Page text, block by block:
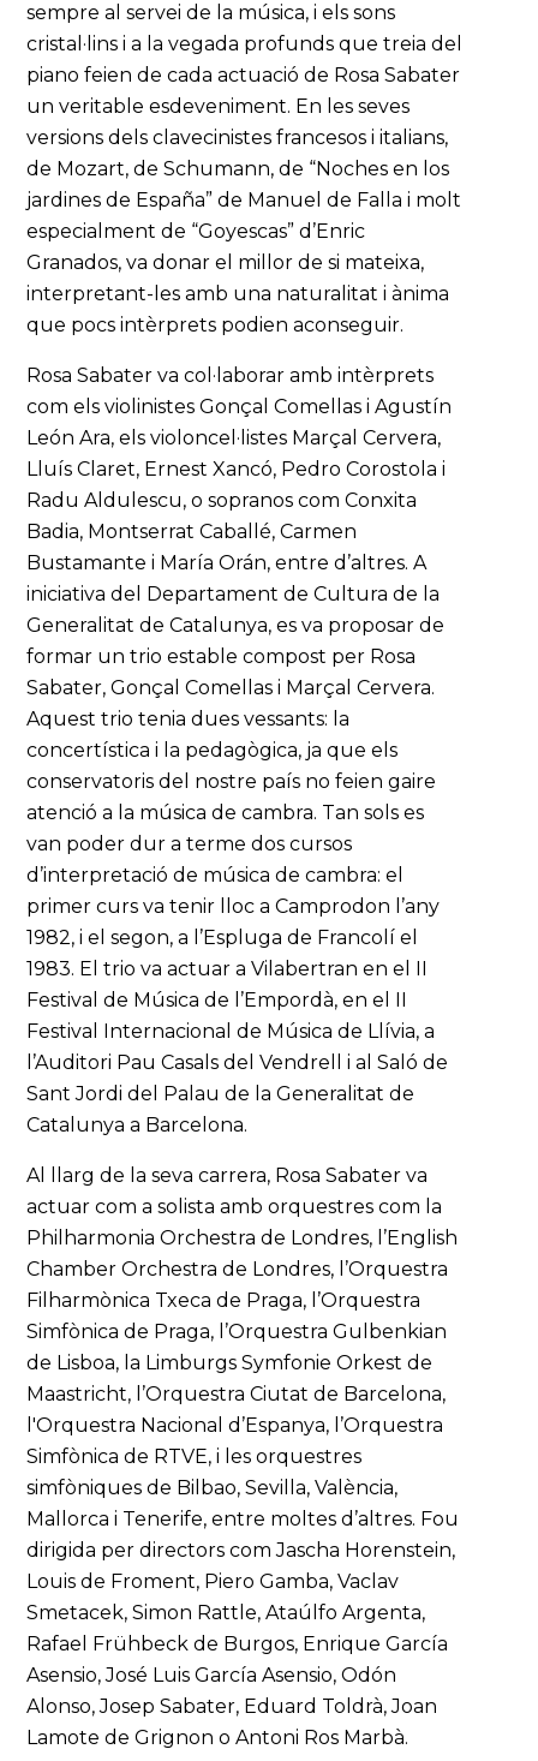
sempre al servei de la música, i els sons
cristal·lins i a la vegada profunds que treia del
piano feien de cada actuació de Rosa Sabater
un veritable esdeveniment. En les seves
versions dels clavecinistes francesos i italians,
de Mozart, de Schumann, de “Noches en los
jardines de España” de Manuel de Falla i molt
especialment de “Goyescas” d’Enric
Granados, va donar el millor de si mateixa,
interpretant-les amb una naturalitat i ànima
que pocs intèrprets podien aconseguir.
Rosa Sabater va col·laborar amb intèrprets
com els violinistes Gonçal Comellas i Agustín
León Ara, els violoncel·listes Marçal Cervera,
Lluís Claret, Ernest Xancó, Pedro Corostola i
Radu Aldulescu, o sopranos com Conxita
Badia, Montserrat Caballé, Carmen
Bustamante i María Orán, entre d’altres. A
iniciativa del Departament de Cultura de la
Generalitat de Catalunya, es va proposar de
formar un trio estable compost per Rosa
Sabater, Gonçal Comellas i Marçal Cervera.
Aquest trio tenia dues vessants: la
concertística i la pedagògica, ja que els
conservatoris del nostre país no feien gaire
atenció a la música de cambra. Tan sols es
van poder dur a terme dos cursos
d’interpretació de música de cambra: el
primer curs va tenir lloc a Camprodon l’any
1982, i el segon, a l’Espluga de Francolí el
1983. El trio va actuar a Vilabertran en el II
Festival de Música de l’Empordà, en el II
Festival Internacional de Música de Llívia, a
l’Auditori Pau Casals del Vendrell i al Saló de
Sant Jordi del Palau de la Generalitat de
Catalunya a Barcelona.
Al llarg de la seva carrera, Rosa Sabater va
actuar com a solista amb orquestres com la
Philharmonia Orchestra de Londres, l’English
Chamber Orchestra de Londres, l’Orquestra
Filharmònica Txeca de Praga, l’Orquestra
Simfònica de Praga, l’Orquestra Gulbenkian
de Lisboa, la Limburgs Symfonie Orkest de
Maastricht, l’Orquestra Ciutat de Barcelona,
l'Orquestra Nacional d’Espanya, l’Orquestra
Simfònica de RTVE, i les orquestres
simfòniques de Bilbao, Sevilla, València,
Mallorca i Tenerife, entre moltes d’altres. Fou
dirigida per directors com Jascha Horenstein,
Louis de Froment, Piero Gamba, Vaclav
Smetacek, Simon Rattle, Ataúlfo Argenta,
Rafael Frühbeck de Burgos, Enrique García
Asensio, José Luis García Asensio, Odón
Alonso, Josep Sabater, Eduard Toldrà, Joan
Lamote de Grignon o Antoni Ros Marbà.